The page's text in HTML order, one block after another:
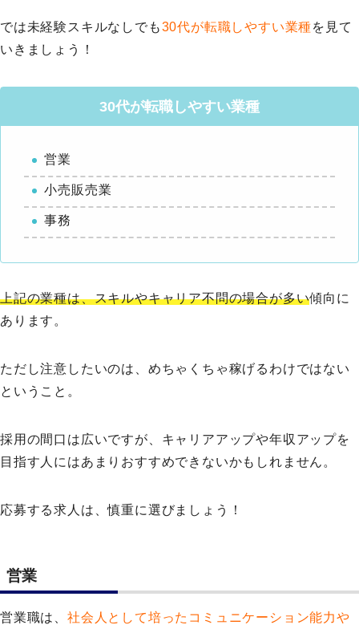
では未経験スキルなしでも30代が転職しやすい業種を見て
いきましょう！
30代が転職しやすい業種
営業
小売販売業
事務
上記の業種は、スキルやキャリア不問の場合が多い傾向に
あります。
ただし注意したいのは、めちゃくちゃ稼げるわけではない
ということ。
採用の間口は広いですが、キャリアアップや年収アップを
目指す人にはあまりおすすめできないかもしれません。
応募する求人は、慎重に選びましょう！
営業
営業職は、 社会人として培ったコミュニケーション能力や